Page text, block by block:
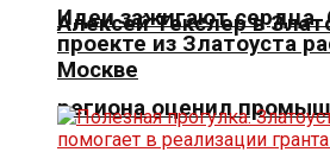
Алексей Текслер в
региона оценил
Идеи зажигают сердца.
проекте из Златоуста
Москве